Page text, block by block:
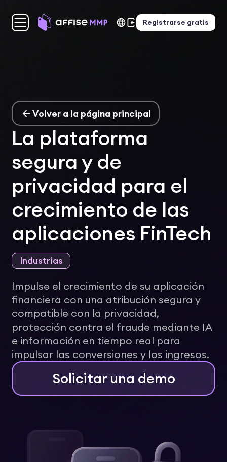
Registrarse gratis
Volver a la página principal
La plataforma
segura y de
privacidad para el
crecimiento de las
aplicaciones FinTech
Industrias
Impulse el crecimiento de su aplicación
financiera con una atribución segura y
compatible con la privacidad,
protección contra el fraude mediante IA
e información en tiempo real para
impulsar las conversiones y los ingresos.
Solicitar una demo